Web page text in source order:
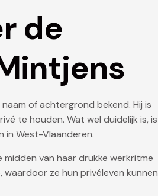
de
of achtergrond bekend. Hij is
te houden. Wat wel duidelijk is, is
in West-Vlaanderen.
van haar drukke werkritme
ze hun privéleven kunnen